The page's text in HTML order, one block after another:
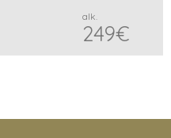
alk.
249€